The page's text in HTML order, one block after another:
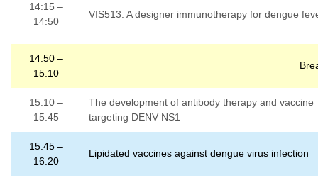
14:15 –
14:50
VIS513: A designer immunotherapy for dengue
14:50 –
15:10
15:10 –
15:45
The development of antibody therapy and vaccine
targeting DENV NS1
15:45 –
16:20
Lipidated vaccines against dengue virus infection